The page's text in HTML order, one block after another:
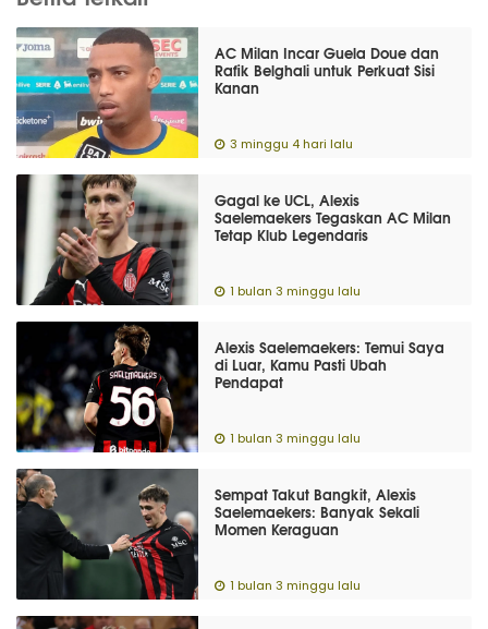
AC Milan Incar Guela Doue dan
Rafik Belghali untuk Perkuat Sisi
Kanan
3 minggu 4 hari lalu
Gagal ke UCL, Alexis
Saelemaekers Tegaskan AC Milan
Tetap Klub Legendaris
1 bulan 3 minggu lalu
Alexis Saelemaekers: Temui Saya
di Luar, Kamu Pasti Ubah
Pendapat
1 bulan 3 minggu lalu
Sempat Takut Bangkit, Alexis
Saelemaekers: Banyak Sekali
Momen Keraguan
1 bulan 3 minggu lalu